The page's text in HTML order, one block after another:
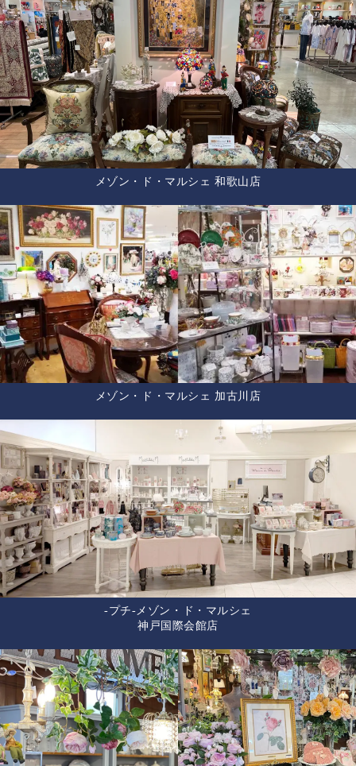
メゾン・ド・マルシェ 和歌山店
メゾン・ド・マルシェ 加古川店
-プチ-メゾン・ド・マルシェ
神戸国際会館店